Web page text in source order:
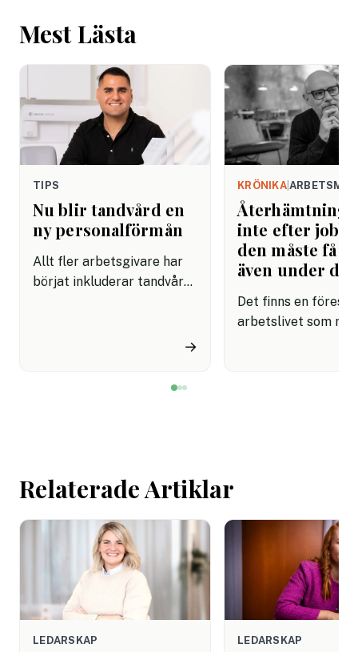
Mest Lästa
TIPS
Nu blir tandvård en
ny personalförmån
Allt fler arbetsgivare har
börjat inkluderar tandvård i
miljon svenskar uppger att
→
KRÖNIKA|
Återhämtning
inte efter
den måste få
även under
Det finns en
arbetslivet som
Relaterade Artiklar
LEDARSKAP LEDARSKAP